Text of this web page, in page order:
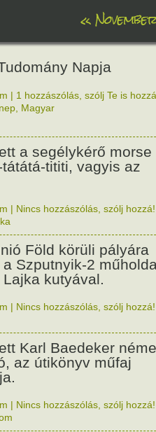
«
Napja
| 1 hozzászólás, szólj Te is
Magyar
a segélykérő morse
tititi, vagyis az
| Nincs hozzászólás, szólj hozzá!
Föld körüli pályára
Szputnyik-2
kutyával.
| Nincs hozzászólás, szólj hozzá!
Karl Baedeker
az útikönyv műfaj
| Nincs hozzászólás, szólj hozzá!